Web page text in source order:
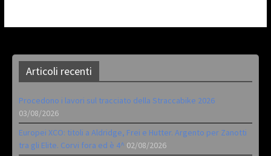
Articoli recenti
Procedono i lavori sul tracciato della Straccabike 2026
03/08/2026
Europei XCO: titoli a Aldridge, Frei e Hutter. Argento per Zanotti
tra gli Elite. Corvi fora ed è 4^ 02/08/2026